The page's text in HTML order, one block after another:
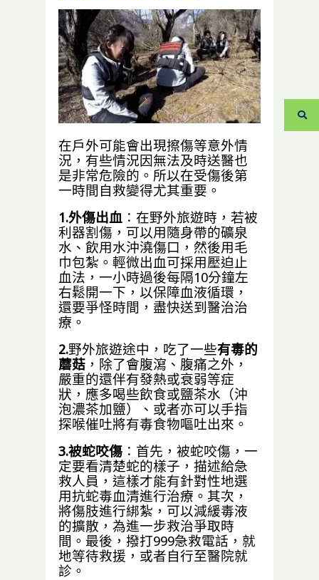
在戶外可能會出現擦傷等意外情
況，有些情況因無法及時送醫也
是非常危險的。所以在受傷後第
一時間自救變得尤其重要。
1.外傷出血 ：在野外旅遊時，若被
利器割傷，可以用隨身帶的礦泉
水、飲用水沖澆傷口，然後用毛
巾包紮。輕微出血可採用壓迫止
血法，一小時過後每隔10分鐘左
右鬆開一下，以保障血液循環，
還要爭怪時間，盡快送到醫治治
療。
2.野外旅遊途中，吃了一些有毒的
蘑菇 ，除了會腹瀉、腹痛之外，
嚴重的還伴有發熱或衰弱等症
狀，應多喝些飲食或鹽茶水（沖
泡濃茶加鹽）、或者亦可以手指
探喉催吐將有毒食物嘔吐出來。
3.被蛇咬傷 ：首先，被蛇咬傷，一
定要看清楚蛇的樣子，描述給急
救人員，這樣才能有針對性地選
用抗蛇毒血清進行治療。其次，
將傷肢進行綁紮，可以減緩毒液
的擴散，為進一步救治爭取時
間。最後，撥打999急救電話，就
地等待救援，或者自行至醫院就
診。